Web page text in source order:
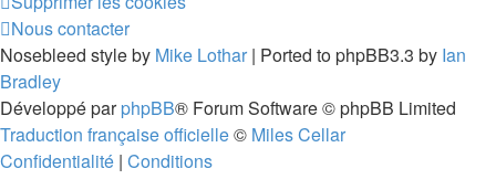
Nous contacter
Nosebleed style by Mike Lothar | Ported to phpBB3.3 by Ian
Bradley
Développé parphpBB® Forum Software © phpBB Limited
Traduction française officielle© Miles Cellar
Confidentialité | Conditions